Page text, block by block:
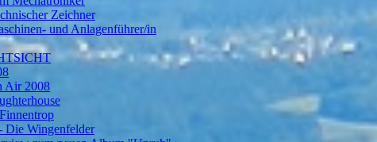
Zeichner
und Anlagenführer/in
Air 2008
Die Wingenfelder